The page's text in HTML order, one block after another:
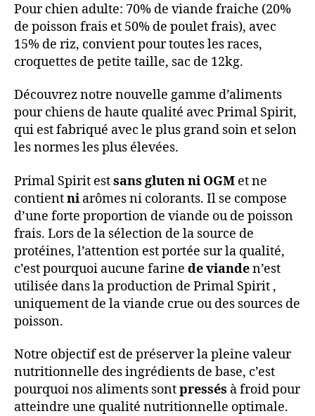
Pour chien adulte: 70% de viande fraiche (20%
de poisson frais et 50% de poulet frais), avec
15% de riz, convient pour toutes les races,
croquettes de petite taille, sac de 12kg.
Découvrez notre nouvelle gamme d’aliments
pour chiens de haute qualité avec Primal Spirit,
qui est fabriqué avec le plus grand soin et selon
les normes les plus élevées.
Primal Spirit estsans gluten ni OGM et ne
contientni arômes ni colorants. Il se compose
d’une forte proportion de viande ou de poisson
frais. Lors de la sélection de la source de
protéines, l’attention est portée sur la qualité,
c’est pourquoi aucune farine de vianden’est
utilisée dans la production de Primal Spirit ,
uniquement de la viande crue ou des sources de
poisson.
Notre objectif est de préserver la pleine valeur
nutritionnelle des ingrédients de base, c’est
pourquoi nos aliments sontpressés à froid pour
atteindre une qualité nutritionnelle optimale.